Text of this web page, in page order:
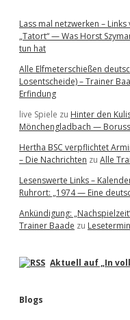
Lass mal netzwerken –
„Tatort“ — Was Horst
tun hat
Alle Elfmeterschießen
Losentscheide) – Trainer
Erfindung
live Spiele zu Hinter den
Mönchengladbach —
Hertha BSC verpflichtet
– Die Nachrichten zu Alle
Lesenswerte Links –
Ruhrort: „1974 — Eine
Ankündigung:
Trainer Baade zu
Aktuell auf „In
Blogs